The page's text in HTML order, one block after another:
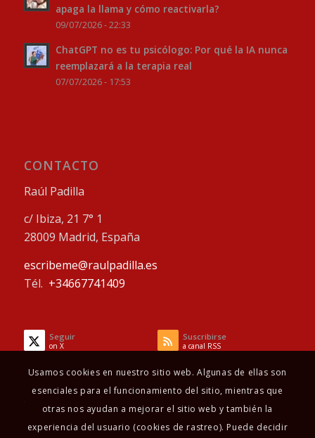
apaga la llama y cómo reactivarla?
09/07/2026 - 22:33
ChatGPT no es tu psicólogo: Por qué la IA nunca
reemplazará a la terapia real
07/07/2026 - 17:53
CONTACTO
Raúl Padilla
c/ Ibiza, 21 7° 1
28009 Madrid, España
escribeme@raulpadilla.es
Tél. +34667741409
Seguir
on X
Suscribirse
a canal RSS
Usamos cookies en nuestro sitio web. Algunas de ellas son
esenciales para el funcionamiento del sitio, mientras que
otras nos ayudan a mejorar el sitio web y también la
experiencia del usuario (cookies de rastreo). Puede decidir